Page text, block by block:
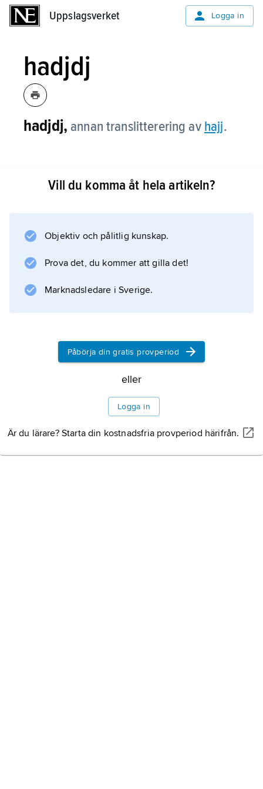
Uppslagsverket Logga in
hadjdj
hadjdj, annan translitterering av hajj.
Vill du komma åt hela artikeln?
Objektiv och pålitlig kunskap.
Prova det, du kommer att gilla det!
Marknadsledare i Sverige.
Påbörja din gratis provperiod
eller
Logga in
Är du lärare? Starta din kostnadsfria provperiod härifrån.